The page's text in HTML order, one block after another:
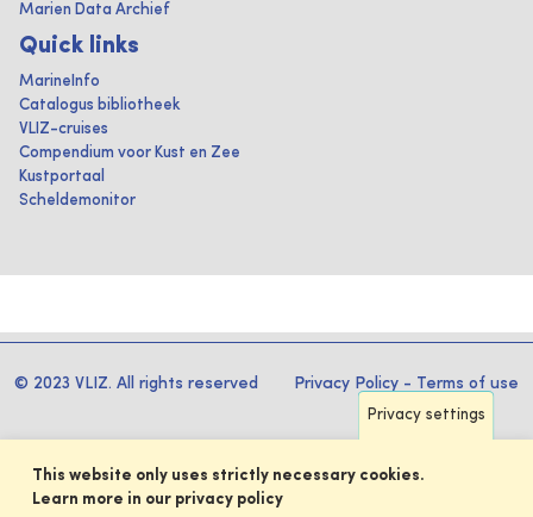
Marien Data Archief
Quick links
MarineInfo
Catalogus bibliotheek
VLIZ-cruises
Compendium voor Kust en Zee
Kustportaal
Scheldemonitor
© 2023 VLIZ. All rights reserved Privacy Policy - Terms of use
Privacy settings
This website only uses strictly necessary cookies.
Learn more in our privacy policy